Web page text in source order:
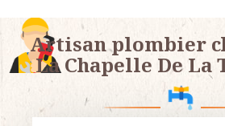
Artisan plombier
La Chapelle De La